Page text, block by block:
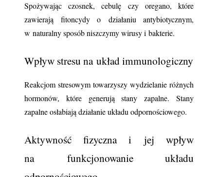
Spożywając czosnek, cebulę czy oregano, które
zawierają fitoncydy o działaniu antybiotycznym,
w naturalny sposób niszczymy wirusy i bakterie.
Wpływ stresu na układ immunologiczny
Reakcjom stresowym towarzyszy wydzielanie różnych
hormonów, które generują stany zapalne. Stany
zapalne osłabiają działanie układu odpornościowego.
Aktywność fizyczna i jej wpływ
na funkcjonowanie układu